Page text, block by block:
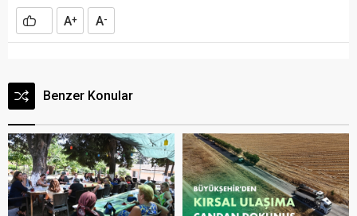
A+ A-
Benzer Konular